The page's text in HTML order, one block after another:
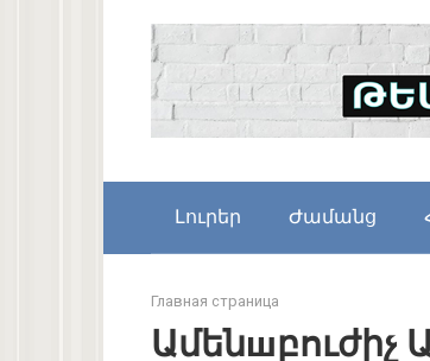
Լուրեր Ժամանց
Главная страница
Ամենшբուժիչ